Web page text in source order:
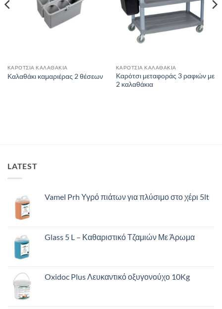
ΚΑΡΟΤΣΙΑ ΚΑΛΑΘΑΚΙΑ
Καλαθάκι καμαριέρας 2 θέσεων
ΚΑΡΟΤΣΙΑ ΚΑΛΑΘΑΚΙΑ
Καρότσι μεταφοράς 3 ραφιών με
2 καλαθάκια
LATEST
Vamel Prh Υγρό πιάτων για πλύσιμο στο χέρι 5lt
Glass 5 L – Καθαριστικό Τζαμιών Με Άρωμα
Oxidoc Plus Λευκαντικό οξυγονούχο 10Kg